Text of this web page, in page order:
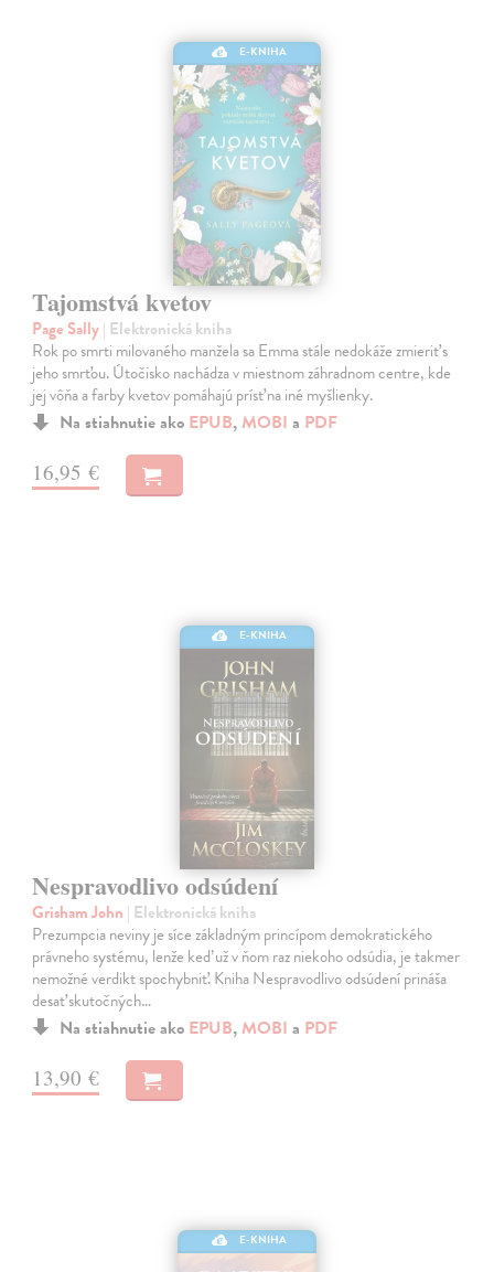
E-KNIHA
Tajomstvá kvetov
Page Sally| Elektronická kniha
Rok po smrti milovaného manžela sa Emma stále nedokáže zmieriť s
jeho smrťou. Útočisko nachádza v miestnom záhradnom centre, kde
jej vôňa a farby kvetov pomáhajú prísť na iné myšlienky.
Na stiahnutie ako EPUB, MOBI a PDF
16,95 €
E-KNIHA
Nespravodlivo odsúdení
Grisham John | Elektronická kniha
Prezumpcia neviny je síce základným princípom demokratického
právneho systému, lenže keď už v ňom raz niekoho odsúdia, je takmer
nemožné verdikt spochybniť. Kniha Nespravodlivo odsúdení prináša
desať skutočných…
Na stiahnutie ako EPUB, MOBI a PDF
13,90 €
E-KNIHA